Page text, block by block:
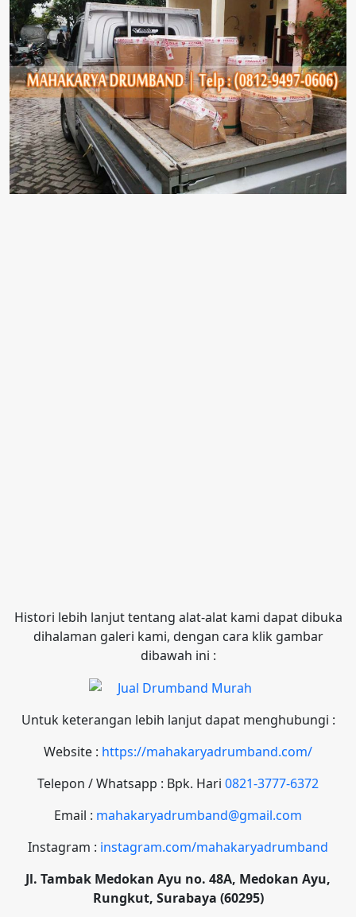
Histori lebih lanjut tentang alat-alat kami dapat dibuka
dihalaman galeri kami, dengan cara klik gambar
dibawah ini :
Untuk keterangan lebih lanjut dapat menghubungi :
Website : https://mahakaryadrumband.com/
Telepon / Whatsapp : Bpk. Hari 0821-3777-6372
Email : mahakaryadrumband@gmail.com
Instagram : instagram.com/mahakaryadrumband
Jl. Tambak Medokan Ayu no. 48A, Medokan Ayu,
Rungkut, Surabaya (60295)